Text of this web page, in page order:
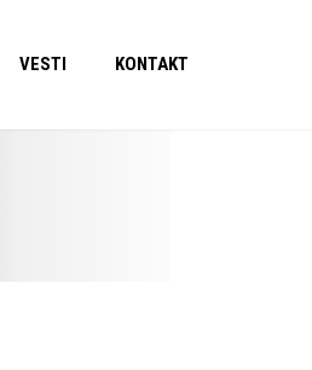
VESTI KONTAKT